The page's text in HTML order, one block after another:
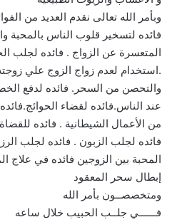
وبأمر الله تعالى نقدم العديد من
فائده لتسخير قلوب الناس بالمحبة
المتعسرة عن الزواج . فائده لجلب
.استخدام لعدم زواج الزوج علي
والتحصن من السحر. فائده لدفع
عند الناس.فائده لقضاء
من الأعمال الشيطانية . فائده
فائده لجلب الزبون . فائده لجلب
المحبة بين الزوجين فائده في علاج
إبطال سحر المعقود
ومتخصصــون بأمر الله
فــــــي جلــب الحبيب خلال ساعه